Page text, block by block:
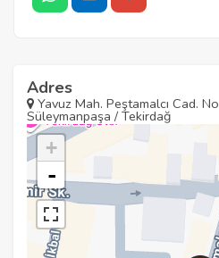
Adres
Yavuz Mah. Peştamalcı Cad.
Süleymanpaşa / Tekirdağ
+
-